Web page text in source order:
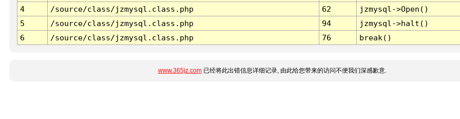
4
/source/class/jzmysql.class.php 62
jzmysql->Open()
5
/source/class/jzmysql.class.php 94
jzmysql->halt()
6
/source/class/jzmysql.class.php 76 break()
www.365jz.com已经将此出错信息详细记录, 由此给您带来的访问不便我们深感歉意.